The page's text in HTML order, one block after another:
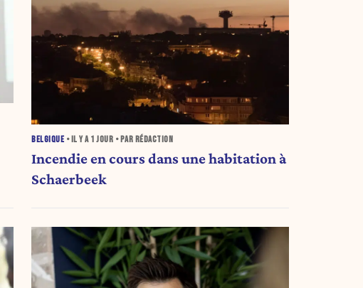
BELGIQUE • IL Y A 1 JOUR • PAR RÉDACTION
Incendie en cours dans une habitation à
Schaerbeek